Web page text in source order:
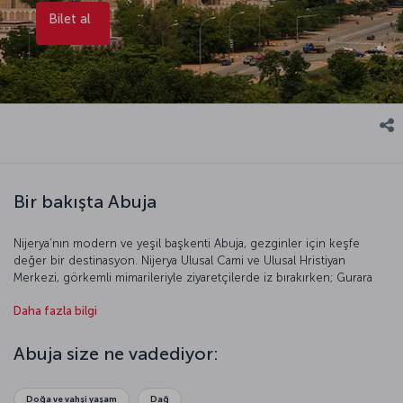
Bilet al
Bir bakışta Abuja
Nijerya’nın modern ve yeşil başkenti Abuja, gezginler için keşfe
değer bir destinasyon. Nijerya Ulusal Cami ve Ulusal Hristiyan
Merkezi, görkemli mimarileriyle ziyaretçilerde iz bırakırken; Gurara
simgesi Aso Kayası, doğal güzelliğiyle ilgi uyandırıyor. Şehir
Nijerya kültürünü yakından tanıma fırsatı veriyor. Farklı ülkelerin
mutfaklarına ilgi duyuyorsanız, Abuja uçuşları ile şehre gittiğinizde
için bir Abuja uçak bileti alarak Nijerya’nın kalbine doğru yola
Daha fazla bilgi
Abuja size ne vadediyor:
Doğa ve vahşi yaşam Dağ